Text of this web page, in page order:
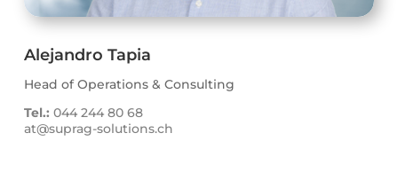
Alejandro Tapia
Head of Operations & Consulting
Tel.: 044 244 80 68
at@suprag-solutions.ch